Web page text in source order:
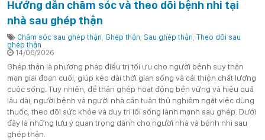
Hướng dẫn chăm sóc và theo dõi bệnh nhi tại
nhà sau ghép thận
Chăm sóc sau ghép thận Ghép thận Sau ghép thận Theo dõi sau
ghép thận
14/06/2026
Ghép thận là phương pháp điều trị tối ưu cho người bệnh suy thận
mạn giai đoạn cuối, giúp kéo dài thời gian sống và cải thiện chất lượng
cuộc sống. Tuy nhiên, để thận ghép hoạt động bền vững và hiệu quả
lâu dài, người bệnh và người nhà cần tuân thủ nghiêm ngặt việc dùng
thuốc, theo dõi sức khỏe và duy trì lối sống lành mạnh sau ghép. Dưới
đây là những lưu ý quan trọng dành cho người nhà và bệnh nhi sau
ghép thận.